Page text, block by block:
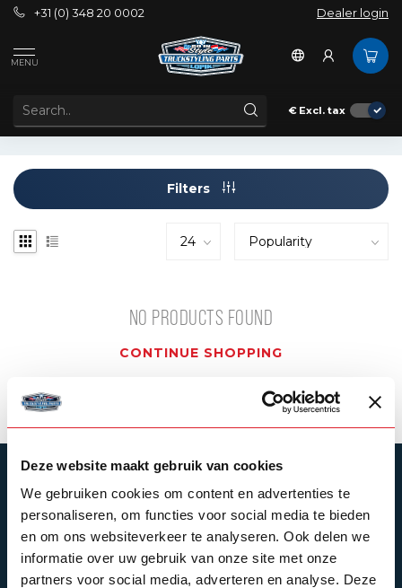
Deze website maakt gebruik van cookies
We gebruiken cookies om content en advertenties te
personaliseren, om functies voor social media te bieden
en om ons websiteverkeer te analyseren. Ook delen we
informatie over uw gebruik van onze site met onze
partners voor social media, adverteren en analyse. Deze
+31 (0) 348 20 0002 Dealer login
MENU
€ Excl. tax
Tags
PRODUCTS TAGGED WITH COOLING BAG
Filters
NO PRODUCTS FOUND
CONTINUE SHOPPING
SUBSCRIBE TO OUR NEWSLETTER
Stay up to date with our latest offers